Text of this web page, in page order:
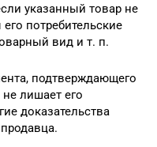
указанный товар не
потребительские
вид и т. п.
подтверждающего
лишает его
доказательства